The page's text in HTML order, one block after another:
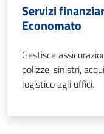
Servizi
Economato
Gestisce
polizze, sinistri,
logistico agli uffici.